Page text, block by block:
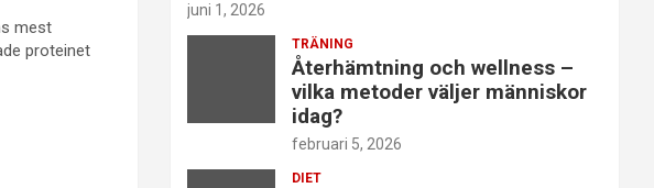
mest
proteinet
juni 1, 2026
TRÄNING
Återhämtning och wellness –
vilka metoder väljer människor
idag?
februari 5, 2026
DIET